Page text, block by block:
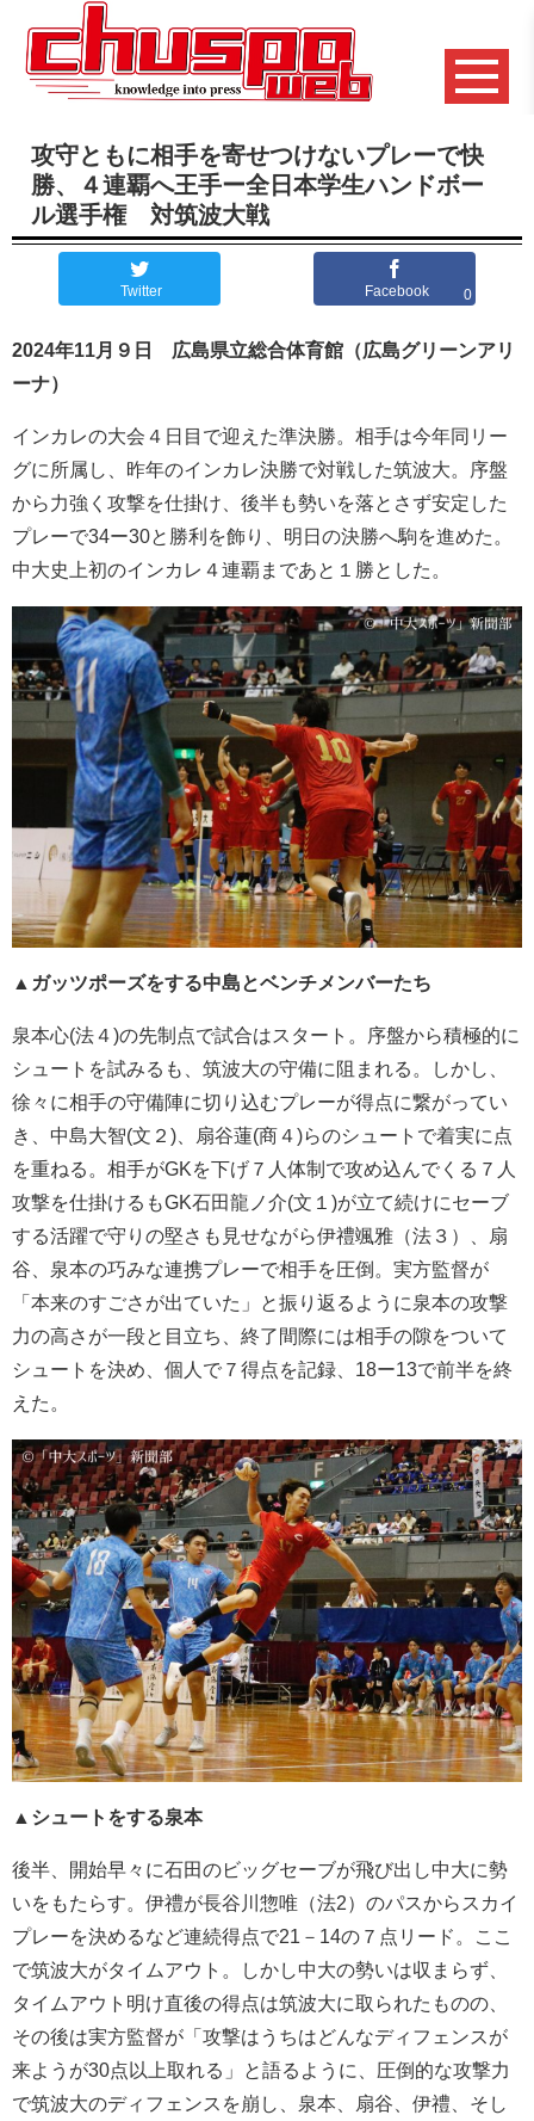
攻守ともに相手を寄せつけないプレーで快
勝、４連覇へ王手ー全日本学生ハンドボー
ル選手権 対筑波大戦
Twitter Facebook 0
2024年11月９日 広島県立総合体育館（広島グリーンアリ
ーナ）
インカレの大会４日目で迎えた準決勝。相手は今年同リー
グに所属し、昨年のインカレ決勝で対戦した筑波大。序盤
から力強く攻撃を仕掛け、後半も勢いを落とさず安定した
プレーで34ー30と勝利を飾り、明日の決勝へ駒を進めた。
中大史上初のインカレ４連覇まであと１勝とした。
▲ガッツポーズをする中島とベンチメンバーたち
泉本心(法４)の先制点で試合はスタート。序盤から積極的に
シュートを試みるも、筑波大の守備に阻まれる。しかし、
徐々に相手の守備陣に切り込むプレーが得点に繋がってい
き、中島大智(文２)、扇谷蓮(商４)らのシュートで着実に点
を重ねる。相手がGKを下げ７人体制で攻め込んでくる７人
攻撃を仕掛けるもGK石田龍ノ介(文１)が立て続けにセーブ
する活躍で守りの堅さも見せながら伊禮颯雅（法３）、扇
谷、泉本の巧みな連携プレーで相手を圧倒。実方監督が
「本来のすごさが出ていた」と振り返るように泉本の攻撃
力の高さが一段と目立ち、終了間際には相手の隙をついて
シュートを決め、個人で７得点を記録、18ー13で前半を終
えた。
▲シュートをする泉本
後半、開始早々に石田のビッグセーブが飛び出し中大に勢
いをもたらす。伊禮が長谷川惣唯（法2）のパスからスカイ
プレーを決めるなど連続得点で21－14の７点リード。ここ
で筑波大がタイムアウト。しかし中大の勢いは収まらず、
タイムアウト明け直後の得点は筑波大に取られたものの、
その後は実方監督が「攻撃はうちはどんなディフェンスが
来ようが30点以上取れる」と語るように、圧倒的な攻撃力
で筑波大のディフェンスを崩し、泉本、扇谷、伊禮、そし